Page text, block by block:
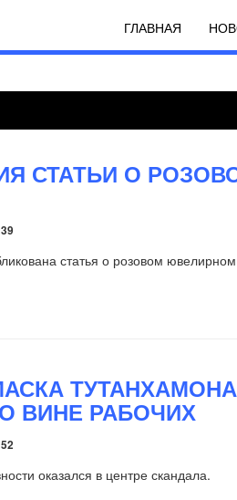
ГЛАВНАЯ
СТАТЬИ О
статья о розовом
ВИНЕ РАБОЧИХ
оказался в центре скандала.